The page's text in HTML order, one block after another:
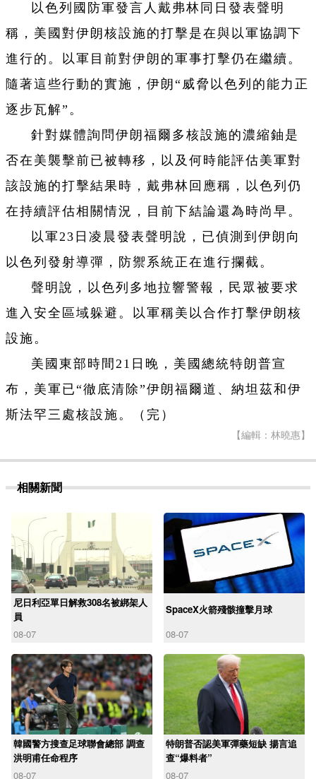
以色列國防軍發言人戴弗林同日發表聲明
稱，美國對伊朗核設施的打擊是在與以軍協調下
進行的。以軍目前對伊朗的軍事打擊仍在繼續。
隨著這些行動的實施，伊朗“威脅以色列的能力正
逐步瓦解”。
針對媒體詢問伊朗福爾多核設施的濃縮鈾是
否在美襲擊前已被轉移，以及何時能評估美軍對
該設施的打擊結果時，戴弗林回應稱，以色列仍
在持續評估相關情況，目前下結論還為時尚早。
以軍23日凌晨發表聲明說，已偵測到伊朗向
以色列發射導彈，防禦系統正在進行攔截。
聲明說，以色列多地拉響警報，民眾被要求
進入安全區域躲避。以軍稱美以合作打擊伊朗核
設施。
美國東部時間21日晚，美國總統特朗普宣
布，美軍已“徹底清除”伊朗福爾道、納坦茲和伊
斯法罕三處核設施。（完）
【編輯：林曉惠】
相關新聞
尼日利亞單日解救308名被綁架人
員
08-07
SpaceX火箭殘骸撞擊月球
08-07
韓國警方搜查足球聯會總部 調查
洪明甫任命程序
08-07
特朗普否認美軍彈藥短缺 揚言追
查“爆料者”
08-07